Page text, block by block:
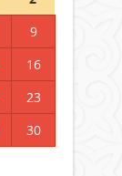
9
16
23
30